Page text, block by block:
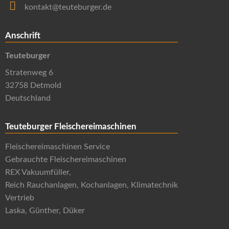
kontakt@teuteburger.de
Anschrift
Teuteburger
Stratenweg 6
32758 Detmold
Deutschland
Teuteburger Fleischereimaschinen
Fleischereimaschinen Service
Gebrauchte Fleischereimaschinen
REX Vakuumfüller,
Reich Rauchanlagen, Kochanlagen, Klimatechnik
Vertrieb
Laska, Günther, Düker